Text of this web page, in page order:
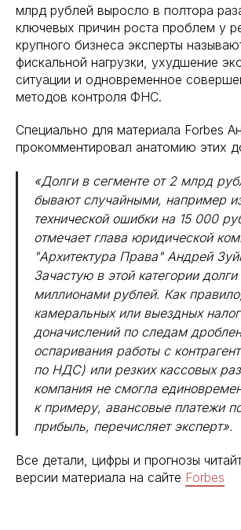
млрд рублей выросло в полтора
ключевых причин роста проблем у
крупного бизнеса эксперты
фискальной нагрузки, ухудшение
ситуации и одновременное
методов контроля ФНС.
Специально для материала Forbes
прокомментировал анатомию этих
«Долги в сегменте от 2 млрд
бывают случайными, например
технической ошибки на 15 000
отмечает глава юридической
"Архитектура Права" Андрей
Зачастую в этой категории
миллионами рублей. Как
камеральных или выездных
доначислений по следам
оспаривания работы с
по НДС) или резких кассовых
компания не смогла
к примеру, авансовые платежи
прибыль, перечисляет эксперт».
Все детали, цифры и прогнозы
версии материала на сайте Forbes